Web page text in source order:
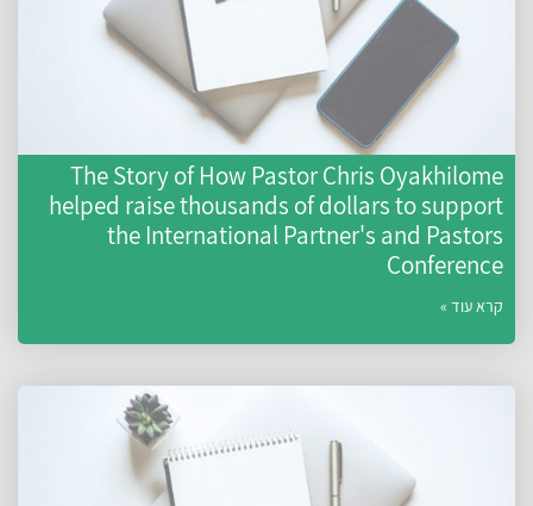
The Story of How Pastor Chris Oyakhilome
helped raise thousands of dollars to support
the International Partner's and Pastors
Conference
קרא עוד »